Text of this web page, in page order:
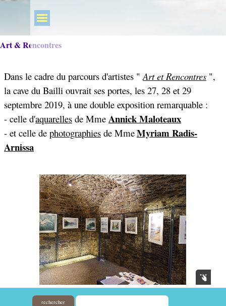
Art & Rencontres
Dans le cadre du parcours d'artistes "Art et Rencontres ",
la cave du Bailli ouvrait ses portes, les 27, 28 et 29
septembre 2019, à une double exposition remarquable :
- celle d'aquarelles de Mme Annick Maloteaux
- et celle de photographies de MmeMyriam Radis-
Arnissa
rechercher